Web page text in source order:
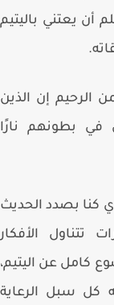
يعتني باليتيم
إن الذين
بطونهم نارًا
كنا بصدد الحديث
الأفكار
عن اليتيم،
سبل الرعاية